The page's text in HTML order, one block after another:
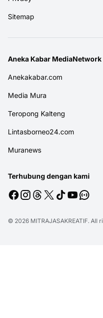
Sitemap
Aneka Kabar MediaNetwork
Anekakabar.com
Media Mura
Teropong Kalteng
Lintasborneo24.com
Muranews
Terhubung dengan kami
© 2026 MITRAJASAKREATIF. All